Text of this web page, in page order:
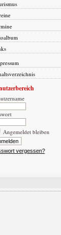
Angemeldet bleiben
vergessen?